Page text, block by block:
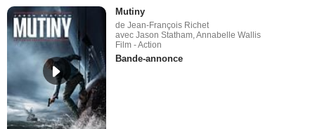
Mutiny
de Jean-François Richet
avec Jason Statham, Annabelle Wallis
Film - Action
Bande-annonce